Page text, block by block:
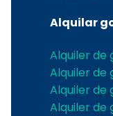
Alquilar
Alquiler de
Alquiler de
Alquiler de
Alquiler de